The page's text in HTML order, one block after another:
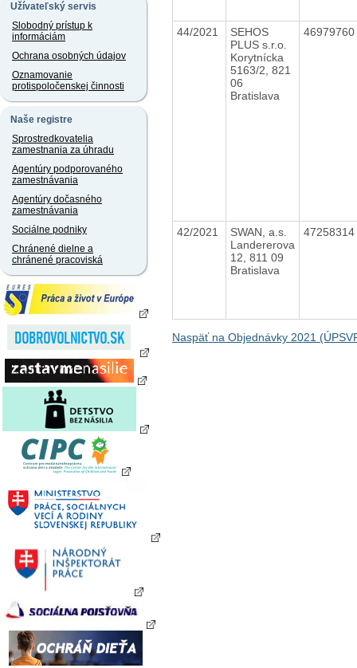
Užívateľský servis
Slobodný prístup k
informáciám
Ochrana osobných údajov
Oznamovanie
protispoločenskej činnosti
Naše registre
Sprostredkovatelia
zamestnania za úhradu
Agentúry podporovaného
zamestnávania
Agentúry dočasného
zamestnávania
Sociálne podniky
Chránené dielne a
chránené pracoviská
44/2021
SEHOS
PLUS s.r.o.
Korytnícka
5163/2, 821
06
Bratislava
46979760
42/2021
SWAN, a.s.
Landererova
12, 811 09
Bratislava
47258314
Naspäť na Objednávky 2021